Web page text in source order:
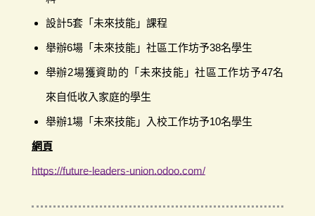
設計5套「未來技能」課程
舉辦6場「未來技能」社區工作坊予38名學生
舉辦2場獲資助的「未來技能」社區工作坊予47名
來自低收入家庭的學生
舉辦1場「未來技能」入校工作坊予10名學生
網頁
https://future-leaders-union.odoo.com/